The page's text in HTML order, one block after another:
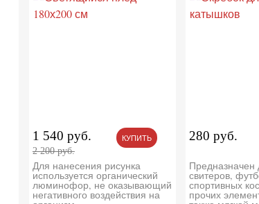
1 540 руб.
2 200 руб.
КУПИТЬ
Для нанесения рисунка
используется органический
люминофор, не оказывающий
негативного воздействия на
280 руб.
Предназначен
свитеров,
спортивных
прочих